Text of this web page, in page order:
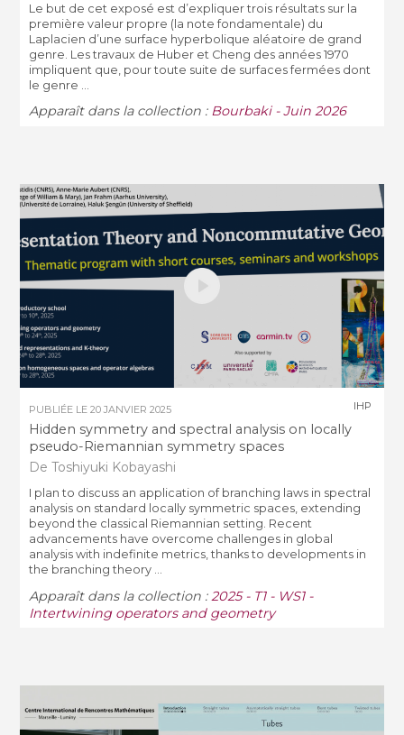
Le but de cet exposé est d’expliquer trois résultats sur la
première valeur propre (la note fondamentale) du
Laplacien d’une surface hyperbolique aléatoire de grand
genre. Les travaux de Huber et Cheng des années 1970
impliquent que, pour toute suite de surfaces fermées dont
le genre ...
Apparaît dans la collection : Bourbaki - Juin 2026
PUBLIÉE LE20 JANVIER 2025
Hidden symmetry and spectral analysis on locally
pseudo-Riemannian symmetry spaces
De Toshiyuki Kobayashi
IHP
I plan to discuss an application of branching laws in spectral
analysis on standard locally symmetric spaces, extending
beyond the classical Riemannian setting. Recent
advancements have overcome challenges in global
analysis with indefinite metrics, thanks to developments in
the branching theory ...
Apparaît dans la collection : 2025 - T1 - WS1 -
Intertwining operators and geometry